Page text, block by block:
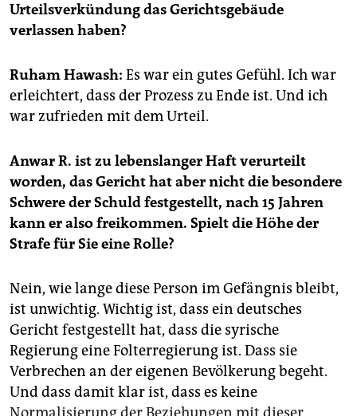
Urteilsverkündung das Gerichtsgebäude
verlassen haben?
Ruham Hawash: Es war ein gutes Gefühl. Ich war
erleichtert, dass der Prozess zu Ende ist. Und ich
war zufrieden mit dem Urteil.
Anwar R. ist zu lebenslanger Haft verurteilt
worden, das Gericht hat aber nicht die besondere
Schwere der Schuld festgestellt, nach 15 Jahren
kann er also freikommen. Spielt die Höhe der
Strafe für Sie eine Rolle?
Nein, wie lange diese Person im Gefängnis bleibt,
ist unwichtig. Wichtig ist, dass ein deutsches
Gericht festgestellt hat, dass die syrische
Regierung eine Folterregierung ist. Dass sie
Verbrechen an der eigenen Bevölkerung begeht.
Und dass damit klar ist, dass es keine